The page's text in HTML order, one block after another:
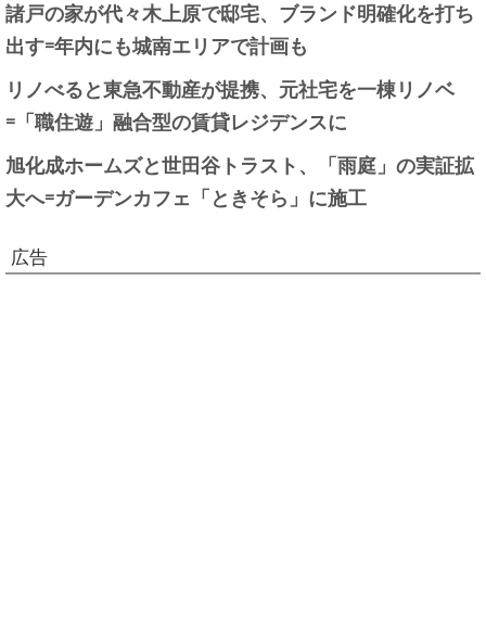
諸戸の家が代々木上原で邸宅、ブランド明確化を打ち
出す=年内にも城南エリアで計画も
リノべると東急不動産が提携、元社宅を一棟リノベ
=「職住遊」融合型の賃貸レジデンスに
旭化成ホームズと世田谷トラスト、「雨庭」の実証拡
大へ=ガーデンカフェ「ときそら」に施工
広告